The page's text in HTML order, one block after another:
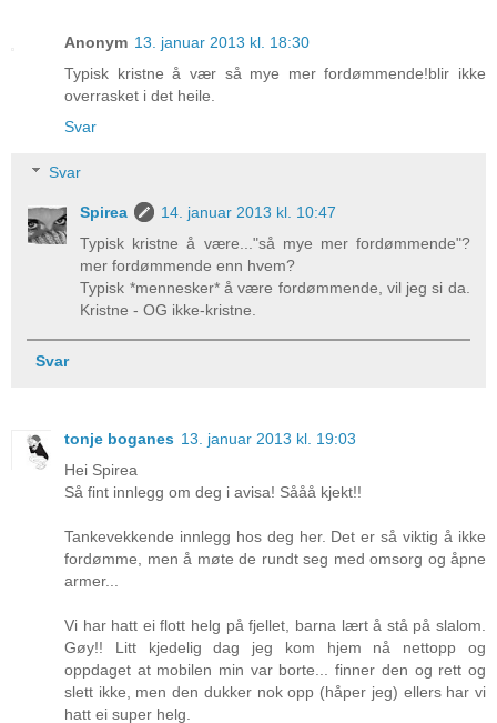
Anonym 13. januar 2013 kl. 18:30
Typisk kristne å vær så mye mer fordømmende!blir ikke
overrasket i det heile.
Svar
Svar
Spirea
14. januar 2013 kl. 10:47
Typisk kristne å være..."så mye mer fordømmende"?
mer fordømmende enn hvem?
Typisk *mennesker* å være fordømmende, vil jeg si da.
Kristne - OG ikke-kristne.
Svar
tonje boganes 13. januar 2013 kl. 19:03
Hei Spirea
Så fint innlegg om deg i avisa! Sååå kjekt!!
Tankevekkende innlegg hos deg her. Det er så viktig å ikke
fordømme, men å møte de rundt seg med omsorg og åpne
armer...
Vi har hatt ei flott helg på fjellet, barna lært å stå på slalom.
Gøy!! Litt kjedelig dag jeg kom hjem nå nettopp og
oppdaget at mobilen min var borte... finner den og rett og
slett ikke, men den dukker nok opp (håper jeg) ellers har vi
hatt ei super helg.